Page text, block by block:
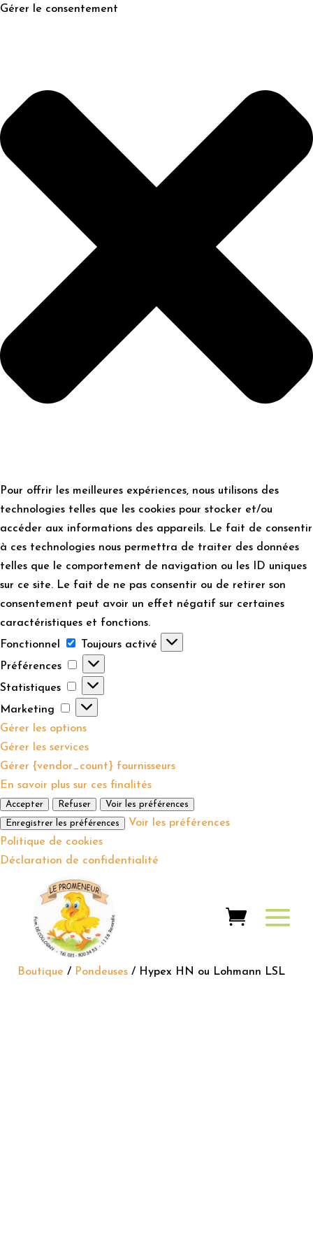
Gérer le consentement
Pour offrir les meilleures expériences, nous utilisons des
technologies telles que les cookies pour stocker et/ou
accéder aux informations des appareils. Le fait de consentir
à ces technologies nous permettra de traiter des données
telles que le comportement de navigation ou les ID uniques
sur ce site. Le fait de ne pas consentir ou de retirer son
consentement peut avoir un effet négatif sur certaines
caractéristiques et fonctions.
Fonctionnel
Fonctionnel
Toujours activé
Préférences
Préférences
Statistiques Statistiques
Marketing
Marketing
Gérer les options
Gérer les services
Gérer {vendor_count} fournisseurs
En savoir plus sur ces finalités
Accepter Refuser Voir les préférences
Enregistrer les préférences
Voir les préférences
Politique de cookies
Déclaration de confidentialité
Boutique / Pondeuses / Hypex HN ou Lohmann LSL